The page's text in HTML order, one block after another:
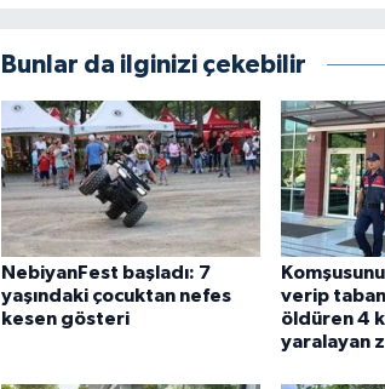
Bunlar da ilginizi çekebilir
NebiyanFest başladı: 7
yaşındaki çocuktan nefes
kesen gösteri
verip
öldüren 4
yaralayan